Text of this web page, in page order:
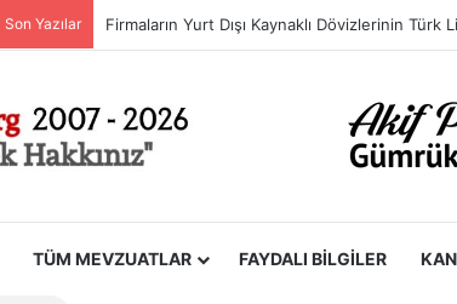
Son Yazılar
TÜM MEVZUATLAR FAYDALI BILGILER